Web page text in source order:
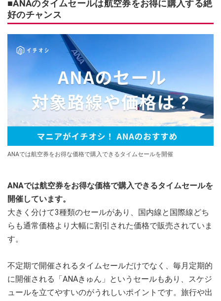
■ANAのタイムセールは航空券をお得に購入する絶
好のチャンス
ANAでは航空券をお得な価格で購入できるタイムセールを開催
ANAでは航空券をお得な価格で購入できるタイムセールを
開催しています。
大きく分けて3種類のセールがあり、国内線と国際線どち
らも通常価格より大幅に割引された価格で販売されていま
す。
不定期で開催されるタイムセールだけでなく、毎月定期的
に開催される「ANAきゅん」というセールもあり、スケジ
ュールを立てやすいのがうれしいポイントです。旅行や出